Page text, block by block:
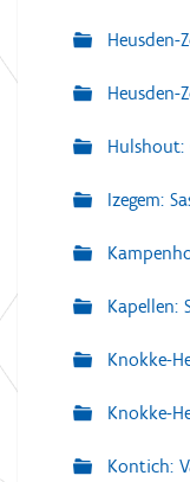
Heusden-
Heusden-
Hulshout:
Izegem:
Kapellen:
Knokke-
Knokke-
Kontich: